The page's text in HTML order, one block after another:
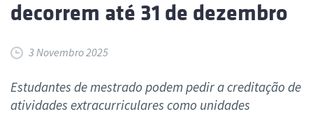
decorrem até 31 de dezembro
3 Novembro 2025
Estudantes de mestrado podem pedir a creditação de
atividades extracurriculares como unidades